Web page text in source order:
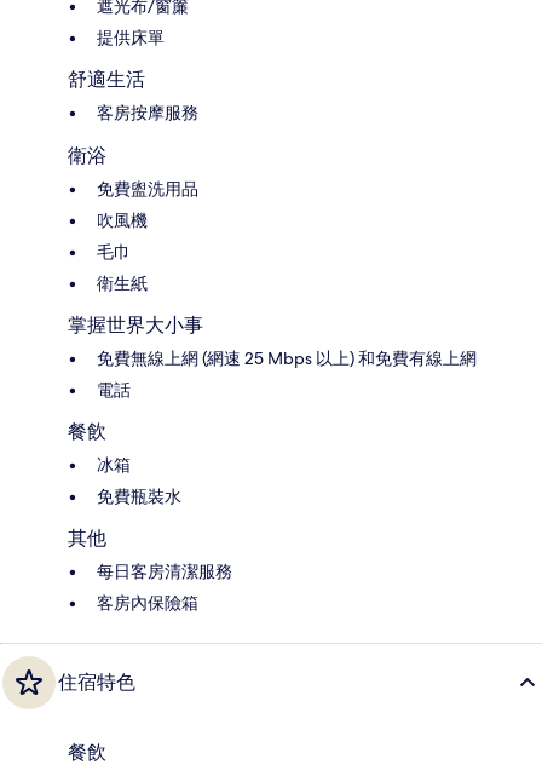
遮光布/窗簾
提供床單
舒適生活
客房按摩服務
衛浴
免費盥洗用品
吹風機
毛巾
衛生紙
掌握世界大小事
免費無線上網 (網速 25 Mbps 以上) 和免費有線上網
電話
餐飲
冰箱
免費瓶裝水
其他
每日客房清潔服務
客房內保險箱
住宿特色
餐飲